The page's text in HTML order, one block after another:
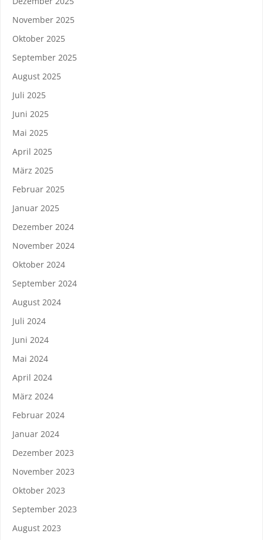
November 2025
Oktober 2025
September 2025
August 2025
Juli 2025
Juni 2025
Mai 2025
April 2025
März 2025
Februar 2025
Januar 2025
Dezember 2024
November 2024
Oktober 2024
September 2024
August 2024
Juli 2024
Juni 2024
Mai 2024
April 2024
März 2024
Februar 2024
Januar 2024
Dezember 2023
November 2023
Oktober 2023
September 2023
August 2023